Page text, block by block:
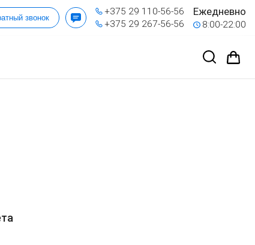
звонок
+375 29 110-56-56
+375 29 267-56-56
Ежедневно
8:00-22:00